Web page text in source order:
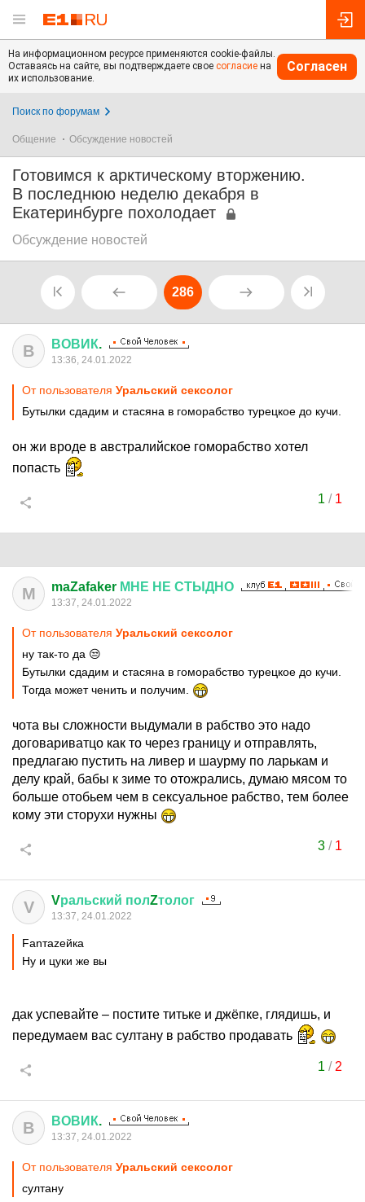
На информационном ресурсе применяются cookie-файлы.
Оставаясь на сайте, вы подтверждаете свое согласие на
их использование.
Согласен
Поиск по форумам
Общение Обсуждение новостей
Готовимся к арктическому вторжению.
В последнюю неделю декабря в
Екатеринбурге похолодает
Обсуждение новостей
286
В ВОВИК.
13:36, 24.01.2022
От пользователя Уральский сексолог
Бутылки сдадим и стасяна в гоморабство турецкое до кучи.
он жи вроде в австралийское гоморабство хотел
попасть
1 / 1
M maZafaker МНЕ НЕ СТЫДНО
13:37, 24.01.2022
От пользователя Уральский сексолог
ну так-то да 😒
Бутылки сдадим и стасяна в гоморабство турецкое до кучи.
Тогда может ченить и получим.
чота вы сложности выдумали в рабство это надо
договариватцо как то через границу и отправлять,
предлагаю пустить на ливер и шаурму по ларькам и
делу край, бабы к зиме то отожрались, думаю мясом то
больше отобьем чем в сексуальное рабство, тем более
кому эти сторухи нужны
3/ 1
V Vральский полZтолог
13:37, 24.01.2022
Fanтаzeйкa
Ну и цуки же вы
дак успевайте – постите титьке и джёпке, глядишь, и
передумаем вас султану в рабство продавать
1 / 2
В ВОВИК.
13:37, 24.01.2022
От пользователя Уральский сексолог
султану